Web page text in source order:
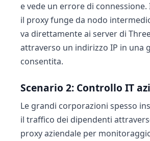
e vede un errore di connessione.
il proxy funge da nodo
va direttamente ai server di
attraverso un indirizzo IP in una
consentita.
Scenario 2: Controllo IT
Le grandi corporazioni spesso
il traffico dei dipendenti
proxy aziendale per